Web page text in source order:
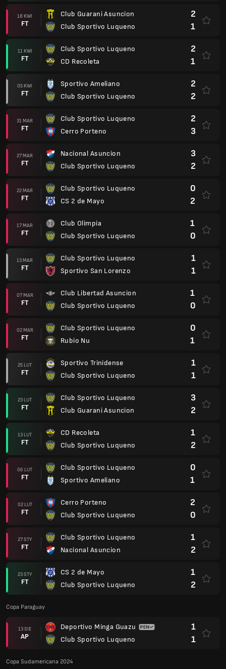
18 KWI
FT
Club Guarani Asuncion
Club Sportivo Luqueno
2
1
11 KWI
FT
Club Sportivo Luqueno
CD Recoleta
2
1
05 KWI
FT
Sportivo Ameliano
Club Sportivo Luqueno
2
2
31 MAR
FT
Club Sportivo Luqueno
Cerro Porteno
2
3
27 MAR
FT
Nacional Asuncion
Club Sportivo Luqueno
3
2
22 MAR
FT
Club Sportivo Luqueno
CS 2 de Mayo
0
2
17 MAR
FT
Club Olimpia
Club Sportivo Luqueno
1
0
13 MAR
FT
Club Sportivo Luqueno
Sportivo San Lorenzo
1
1
07 MAR
FT
Club Libertad Asuncion
Club Sportivo Luqueno
1
0
02 MAR
FT
Club Sportivo Luqueno
Rubio Nu
0
1
25 LUT
FT
Sportivo Trinidense
Club Sportivo Luqueno
1
1
23 LUT
FT
Club Sportivo Luqueno
Club Guarani Asuncion
3
2
13 LUT
FT
CD Recoleta
Club Sportivo Luqueno
1
2
06 LUT
FT
Club Sportivo Luqueno
Sportivo Ameliano
0
1
02 LUT
FT
Cerro Porteno
Club Sportivo Luqueno
2
0
27 STY
FT
Club Sportivo Luqueno
Nacional Asuncion
1
2
23 STY
FT
CS 2 de Mayo
Club Sportivo Luqueno
1
2
Copa Paraguay
13 SIE
AP
Deportivo Minga Guazu
Club Sportivo Luqueno
1
1
Copa Sudamericana 2024